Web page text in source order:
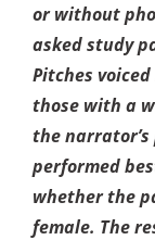
or without
asked study
Pitches
those with a
the
performed
whether the
female. The